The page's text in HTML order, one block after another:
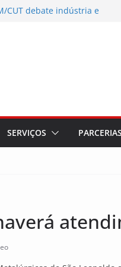
CUT debate indústria e
que exige reajuste
SERVIÇOS PARCERIAS